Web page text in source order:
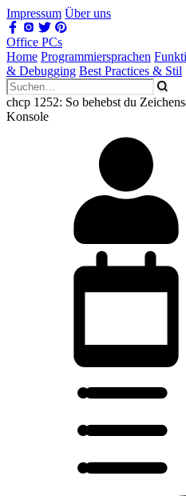
Impressum Über uns
Office PCs
Home Programmiersprachen
& Debugging Best Practices & Stil
chcp 1252: So behebst du
Konsole